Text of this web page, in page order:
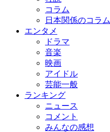
コラム
日本関係のコラム
エンタメ
ドラマ
音楽
映画
アイドル
芸能一般
ランキング
ニュース
コメント
みんなの感想